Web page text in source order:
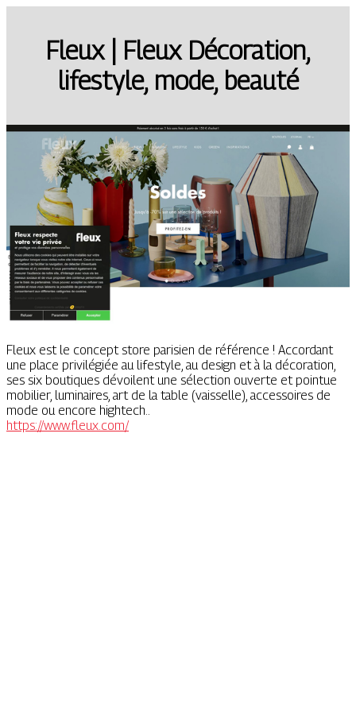
Fleux | Fleux Décoration,
lifestyle, mode, beauté
Fleux est le concept store parisien de référence ! Accordant
une place privilégiée au lifestyle, au design et à la décoration,
ses six boutiques dévoilent une sélection ouverte et pointue
mobilier, luminaires, art de la table (vaisselle), accessoires de
mode ou encore hightech..
https://www.fleux.com/